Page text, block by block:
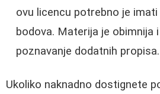
ovu licencu potrebno je imati
bodova. Materija je obimnija
poznavanje dodatnih propisa.
Ukoliko naknadno dostignete